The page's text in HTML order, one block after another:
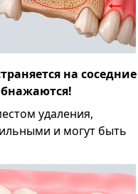
на соседние
удаления,
и могут быть